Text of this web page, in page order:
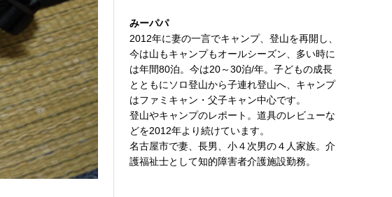
みーパパ
2012年に妻の一言でキャンプ、登山を再開し、
今は山もキャンプもオールシーズン、多い時に
は年間80泊。今は20～30泊/年。子どもの成長
とともにソロ登山から子連れ登山へ、キャンプ
はファミキャン・父子キャン中心です。
登山やキャンプのレポート。道具のレビューな
どを2012年より続けています。
名古屋市で妻、長男、小４次男の４人家族。介
護福祉士として知的障害者介護施設勤務。